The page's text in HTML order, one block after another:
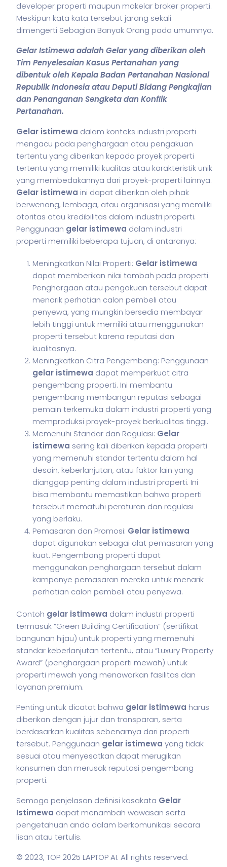
developer properti maupun makelar broker properti.
Meskipun kata kata tersebut jarang sekali
dimengerti Sebagian Banyak Orang pada umumnya.
Gelar Istimewa adalah Gelar yang diberikan oleh
Tim Penyelesaian Kasus Pertanahan yang
dibentuk oleh Kepala Badan Pertanahan Nasional
Republik Indonesia atau Deputi Bidang Pengkajian
dan Penanganan Sengketa dan Konflik
Pertanahan.
Gelar istimewa dalam konteks industri properti
mengacu pada penghargaan atau pengakuan
tertentu yang diberikan kepada proyek properti
tertentu yang memiliki kualitas atau karakteristik unik
yang membedakannya dari proyek-properti lainnya.
Gelar istimewa ini dapat diberikan oleh pihak
berwenang, lembaga, atau organisasi yang memiliki
otoritas atau kredibilitas dalam industri properti.
Penggunaan gelar istimewa dalam industri
properti memiliki beberapa tujuan, di antaranya:
Meningkatkan Nilai Properti: Gelar istimewa
dapat memberikan nilai tambah pada properti.
Penghargaan atau pengakuan tersebut dapat
menarik perhatian calon pembeli atau
penyewa, yang mungkin bersedia membayar
lebih tinggi untuk memiliki atau menggunakan
properti tersebut karena reputasi dan
kualitasnya.
Meningkatkan Citra Pengembang: Penggunaan
gelar istimewa dapat memperkuat citra
pengembang properti. Ini membantu
pengembang membangun reputasi sebagai
pemain terkemuka dalam industri properti yang
memproduksi proyek-proyek berkualitas tinggi.
Memenuhi Standar dan Regulasi: Gelar
istimewa sering kali diberikan kepada properti
yang memenuhi standar tertentu dalam hal
desain, keberlanjutan, atau faktor lain yang
dianggap penting dalam industri properti. Ini
bisa membantu memastikan bahwa properti
tersebut mematuhi peraturan dan regulasi
yang berlaku.
Pemasaran dan Promosi: Gelar istimewa
dapat digunakan sebagai alat pemasaran yang
kuat. Pengembang properti dapat
menggunakan penghargaan tersebut dalam
kampanye pemasaran mereka untuk menarik
perhatian calon pembeli atau penyewa.
Contoh gelar istimewa dalam industri properti
termasuk “Green Building Certification” (sertifikat
bangunan hijau) untuk properti yang memenuhi
standar keberlanjutan tertentu, atau “Luxury Property
Award” (penghargaan properti mewah) untuk
properti mewah yang menawarkan fasilitas dan
layanan premium.
Penting untuk dicatat bahwa gelar istimewa harus
diberikan dengan jujur dan transparan, serta
berdasarkan kualitas sebenarnya dari properti
tersebut. Penggunaan gelar istimewa yang tidak
sesuai atau menyesatkan dapat merugikan
konsumen dan merusak reputasi pengembang
properti.
Semoga penjelasan definisi kosakata Gelar
Istimewa dapat menambah wawasan serta
pengetahuan anda dalam berkomunikasi secara
lisan atau tertulis.
© 2023, TOP 2025 LAPTOP AI. All rights reserved.